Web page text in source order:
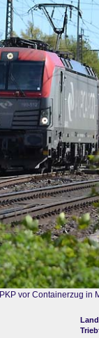
vor Containerzug in